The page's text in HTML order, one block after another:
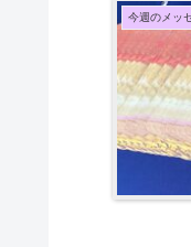
今週のメッ